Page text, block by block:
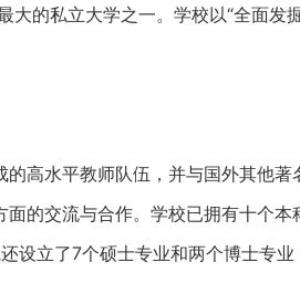
的私立大学之一。学校以“全面发
高水平教师队伍，并与国外其他
的交流与合作。学校已拥有十个
设立了7个硕士专业和两个博士专